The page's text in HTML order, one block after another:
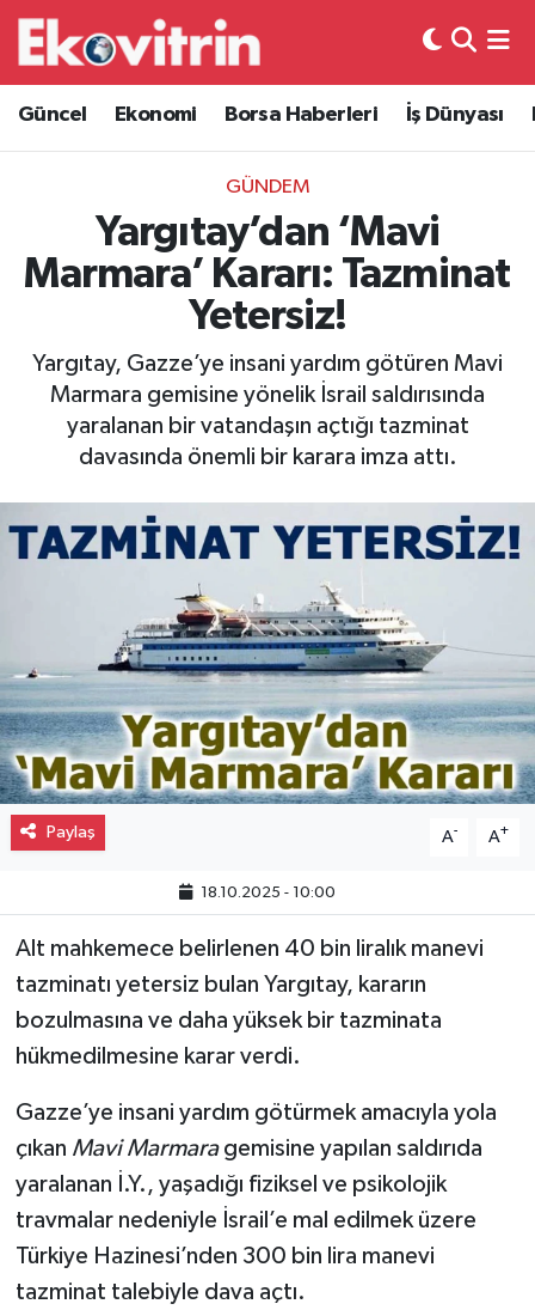
Güncel Ekonomi Borsa Haberleri İş Dünyası
GÜNDEM
Yargıtay’dan ‘Mavi
Marmara’ Kararı: Tazminat
Yetersiz!
Yargıtay, Gazze’ye insani yardım götüren Mavi
Marmara gemisine yönelik İsrail saldırısında
yaralanan bir vatandaşın açtığı tazminat
davasında önemli bir karara imza attı.
Paylaş A- A+
18.10.2025 - 10:00
Alt mahkemece belirlenen 40 bin liralık manevi
tazminatı yetersiz bulan Yargıtay, kararın
bozulmasına ve daha yüksek bir tazminata
hükmedilmesine karar verdi.
Gazze’ye insani yardım götürmek amacıyla yola
çıkan Mavi Marmaragemisine yapılan saldırıda
yaralanan İ.Y., yaşadığı fiziksel ve psikolojik
travmalar nedeniyle İsrail’e mal edilmek üzere
Türkiye Hazinesi’nden 300 bin lira manevi
tazminat talebiyle dava açtı.
Güncel
Ekonomi
Borsa Haberleri
İş Dünyası
Otovitrin
Asayiş
Magazin
Eğitim
Hava Durumu
Trafik Durumu
Süper Lig Puan Durumu ve Fikstür
Tüm Manşetler
Son Dakika Haberleri
Haber Arşivi